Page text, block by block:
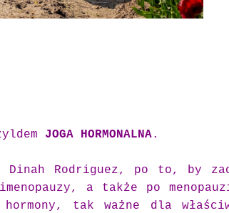
JOGA HORMONALNA.
Dinah Rodriguez, po to, by
a także po
tak ważne dla